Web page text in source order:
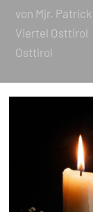
von Mjr.
Viertel Osttirol
Osttirol